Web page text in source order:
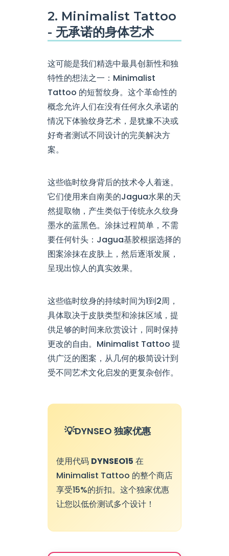
2. Minimalist Tattoo
- 无承诺的身体艺术
这可能是我们精选中最具创新性和独
特性的想法之一：Minimalist
Tattoo 的短暂纹身。这个革命性的
概念允许人们在没有任何永久承诺的
情况下体验纹身艺术，是犹豫不决或
好奇者测试不同设计的完美解决方
案。
这些临时纹身背后的技术令人着迷。
它们使用来自南美的Jagua水果的天
然提取物，产生类似于传统永久纹身
墨水的蓝黑色。涂抹过程简单，不需
要任何针头：Jagua基胶根据选择的
图案涂抹在皮肤上，然后逐渐发展，
呈现出惊人的真实效果。
这些临时纹身的持续时间为1到2周，
具体取决于皮肤类型和涂抹区域，提
供足够的时间来欣赏设计，同时保持
更改的自由。Minimalist Tattoo 提
供广泛的图案，从几何的极简设计到
受不同艺术文化启发的更复杂创作。
DYNSEO 独家优惠
使用代码 DYNSEO15 在
Minimalist Tattoo 的整个商店
享受15%的折扣。这个独家优惠
让您以低价测试多个设计！